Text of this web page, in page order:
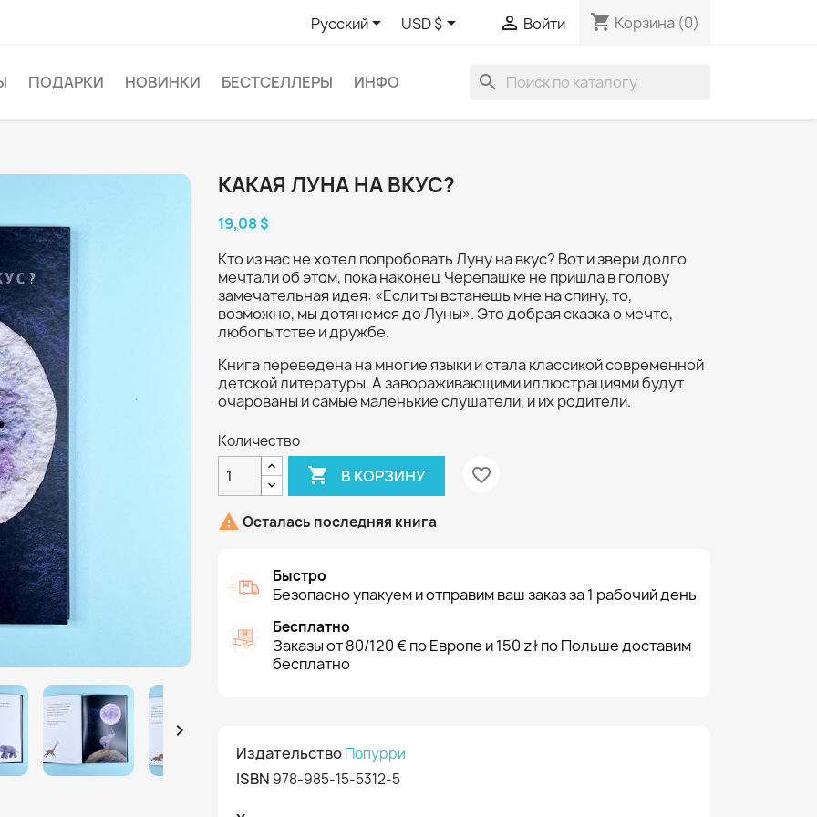
Русский USD $  Войти shopping_cart Корзина (0)
ПОДАРКИ НОВИНКИ БЕСТСЕЛЛЕРЫ ИНФО search

КАКАЯ ЛУНА НА ВКУС?
19,08 $
Кто из нас не хотел попробовать Луну на вкус? Вот и звери долго
мечтали об этом, пока наконец Черепашке не пришла в голову
замечательная идея: «Если ты встанешь мне на спину, то,
возможно, мы дотянемся до Луны». Это добрая сказка о мечте,
любопытстве и дружбе.
Книга переведена на многие языки и стала классикой современной
детской литературы. А завораживающими иллюстрациями будут
очарованы и самые маленькие слушатели, и их родители.
Количество
 В КОРЗИНУ favorite_border
 Осталась последняя книга
Быстро
Безопасно упакуем и отправим ваш заказ за 1 рабочий день
Бесплатно
Заказы от 80/120 € по Европе и 150 zł по Польше доставим
бесплатно
ИздательствоПопурри
ISBN 978-985-15-5312-5